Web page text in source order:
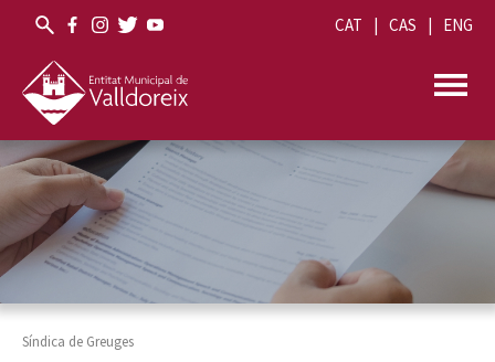
CAT CAS ENG
Síndica de Greuges